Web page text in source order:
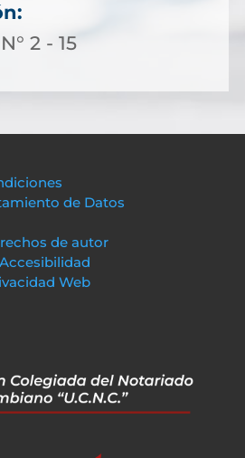
2 - 15
de Datos
de autor
Web